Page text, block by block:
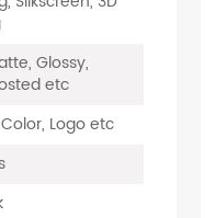
Glossy,
etc
Logo etc